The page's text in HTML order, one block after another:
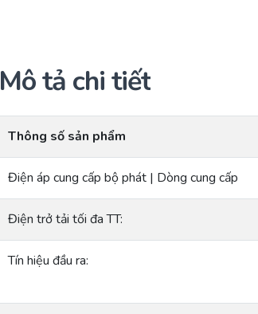
Mô tả chi tiết
Thông số sản phẩm
Điện áp cung cấp bộ phát | Dòng cung cấp
Điện trở tải tối đa TT:
Tín hiệu đầu ra: